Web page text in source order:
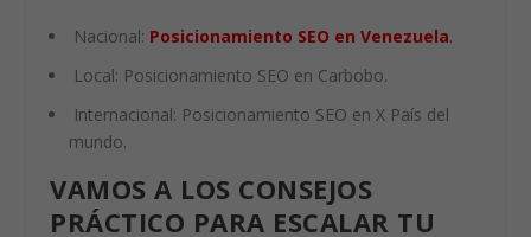
Nacional: Posicionamiento SEO en Venezuela.
Local: Posicionamiento SEO en Carbobo.
Internacional: Posicionamiento SEO en X País del
mundo.
VAMOS A LOS CONSEJOS
PRÁCTICO PARA ESCALAR TU